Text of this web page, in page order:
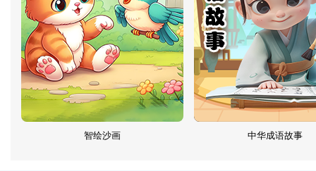
智绘沙画 中华成语故事